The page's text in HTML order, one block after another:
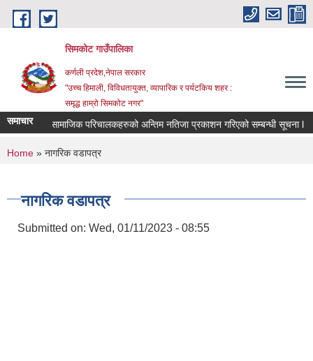
Skip to main content
सिमकोट गाउँपालिका
कर्णली प्रदेश,नेपाल सरकार
"उच्च हिमाली, विविधतायुक्त, व्यापारिक र पर्यटकिय शहर :
समृद्ध हाम्रो सिमकोट नगर"
समाचार वास प्राविधिक र सामाजिक परिचालकहरुको अन्तिम नतिजा प्रकाशन गरिएको सम्बन्धी सूचना l
You are here
Home » नागरिक वडापत्र
नागरिक वडापत्र
Submitted on: Wed, 01/11/2023 - 08:55